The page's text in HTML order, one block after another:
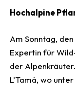
Hochalpine
Am Sonntag,
Expertin für
der
L’Tamá, wo